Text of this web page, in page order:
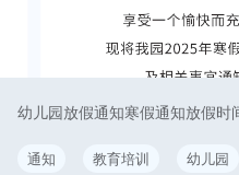
通知 教育培训 幼儿园